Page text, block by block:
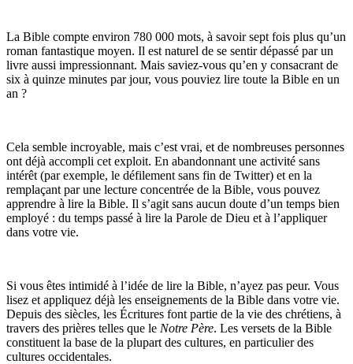
La Bible compte environ 780 000 mots, à savoir sept fois plus qu’un
roman fantastique moyen. Il est naturel de se sentir dépassé par un
livre aussi impressionnant. Mais saviez-vous qu’en y consacrant de
six à quinze minutes par jour, vous pouviez lire toute la Bible en un
an ?
Cela semble incroyable, mais c’est vrai, et de nombreuses personnes
ont déjà accompli cet exploit. En abandonnant une activité sans
intérêt (par exemple, le défilement sans fin de Twitter) et en la
remplaçant par une lecture concentrée de la Bible, vous pouvez
apprendre à lire la Bible. Il s’agit sans aucun doute d’un temps bien
employé : du temps passé à lire la Parole de Dieu et à l’appliquer
dans votre vie.
Si vous êtes intimidé à l’idée de lire la Bible, n’ayez pas peur. Vous
lisez et appliquez déjà les enseignements de la Bible dans votre vie.
Depuis des siècles, les Écritures font partie de la vie des chrétiens, à
travers des prières telles que le Notre Père. Les versets de la Bible
constituent la base de la plupart des cultures, en particulier des
cultures occidentales.